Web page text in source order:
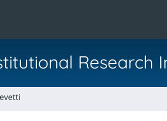
Research